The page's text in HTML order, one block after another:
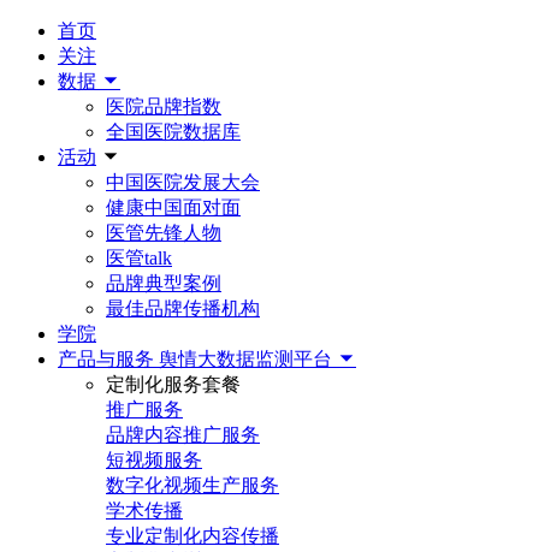
首页
关注
数据
医院品牌指数
全国医院数据库
活动
中国医院发展大会
健康中国面对面
医管先锋人物
医管talk
品牌典型案例
最佳品牌传播机构
学院
产品与服务 舆情大数据监测平台
定制化服务套餐
推广服务
品牌内容推广服务
短视频服务
数字化视频生产服务
学术传播
专业定制化内容传播